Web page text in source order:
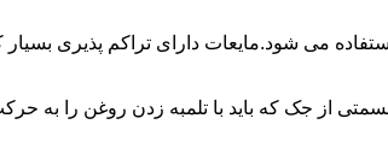
می شود.مایعات دارای تراکم پذیری
از جک که باید با تلمبه زدن روغن را به